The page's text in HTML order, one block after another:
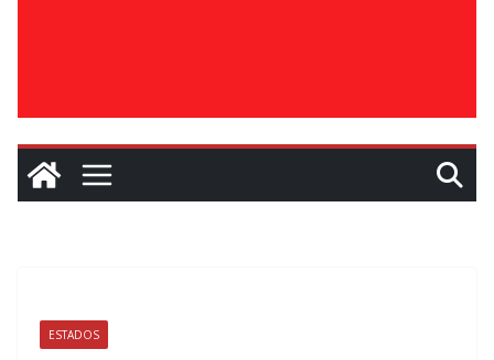
ESTADOS